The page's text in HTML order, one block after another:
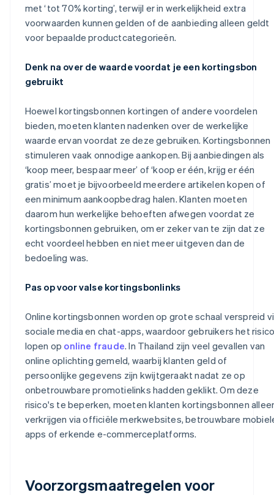
met ‘tot 70% korting’, terwijl er in werkelijkheid extra
voorwaarden kunnen gelden of de aanbieding alleen geldt
voor bepaalde productcategorieën.
Denk na over de waarde voordat je een kortingsbon
gebruikt
Hoewel kortingsbonnen kortingen of andere voordelen
bieden, moeten klanten nadenken over de werkelijke
waarde ervan voordat ze deze gebruiken. Kortingsbonnen
stimuleren vaak onnodige aankopen. Bij aanbiedingen als
‘koop meer, bespaar meer’ of ‘koop er één, krijg er één
gratis’ moet je bijvoorbeeld meerdere artikelen kopen of
een minimum aankoopbedrag halen. Klanten moeten
daarom hun werkelijke behoeften afwegen voordat ze
kortingsbonnen gebruiken, om er zeker van te zijn dat ze
echt voordeel hebben en niet meer uitgeven dan de
bedoeling was.
Pas op voor valse kortingsbonlinks
Online kortingsbonnen worden op grote schaal verspreid
sociale media en chat-apps, waardoor gebruikers het
lopen op online fraude. In Thailand zijn veel gevallen van
online oplichting gemeld, waarbij klanten geld of
persoonlijke gegevens zijn kwijtgeraakt nadat ze op
onbetrouwbare promotielinks hadden geklikt. Om deze
risico's te beperken, moeten klanten kortingsbonnen
verkrijgen via officiële merkwebsites, betrouwbare
apps of erkende e-commerceplatforms.
Voorzorgsmaatregelen voor